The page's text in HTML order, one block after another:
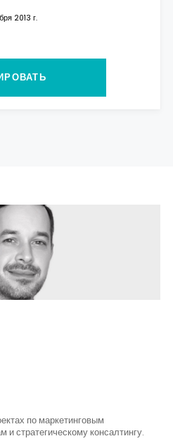
2013 г.
по маркетинговым
стратегическому консалтингу.